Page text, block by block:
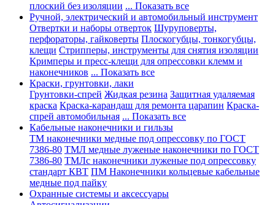
плоский без изоляции ... Показать все
Ручной, электрический и автомобильный инструмент
Отвертки и наборы отверток Шуруповерты,
перфораторы, гайковерты Плоскогубцы, тонкогубцы,
клещи Стрипперы, инструменты для снятия изоляции
Кримперы и пресс-клещи для опрессовки клемм и
наконечников ... Показать все
Краски, грунтовки, лаки
Грунтовки-спрей Жидкая резина Защитная удаляемая
краска Краска-карандаш для ремонта царапин Краска-
спрей автомобильная ... Показать все
Кабельные наконечники и гильзы
ТМ наконечники медные под опрессовку по ГОСТ
7386-80 ТМЛ медные луженые наконечники по ГОСТ
7386-80 ТМЛс наконечники луженые под опрессовку
стандарт КВТ ПМ Наконечники кольцевые кабельные
медные под пайку
Охранные системы и аксессуары